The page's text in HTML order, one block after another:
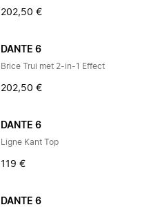
202,50 €
DANTE 6
Brice Trui met 2-in-1 Effect
202,50 €
DANTE 6
Ligne Kant Top
119 €
DANTE 6